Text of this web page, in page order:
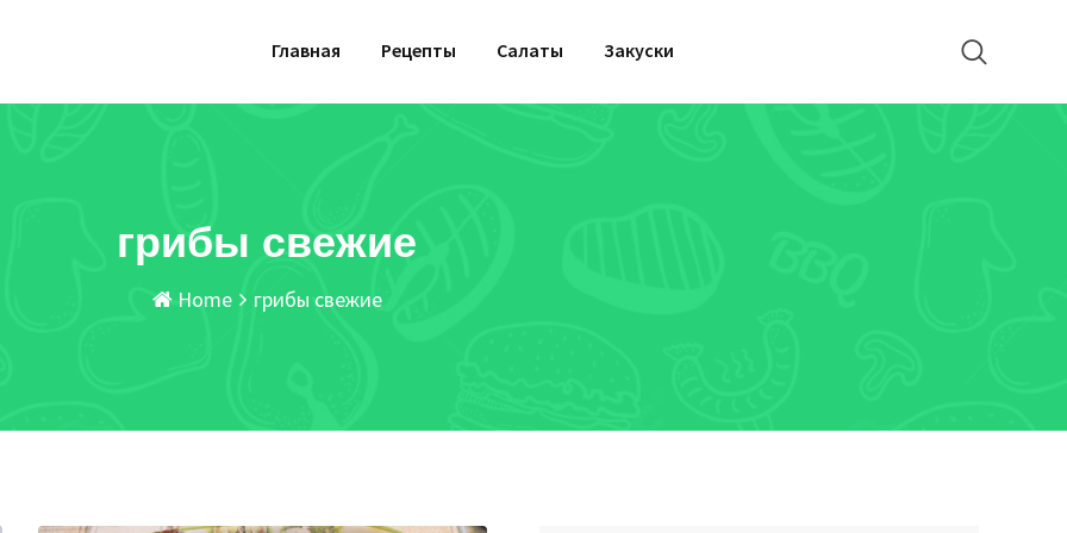
Главная Рецепты Салаты Закуски
грибы свежие
Home грибы свежие